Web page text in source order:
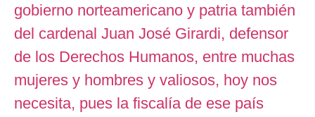
gobierno norteamericano y patria también
del cardenal Juan José Girardi, defensor
de los Derechos Humanos, entre muchas
mujeres y hombres y valiosos, hoy nos
necesita, pues la fiscalía de ese país